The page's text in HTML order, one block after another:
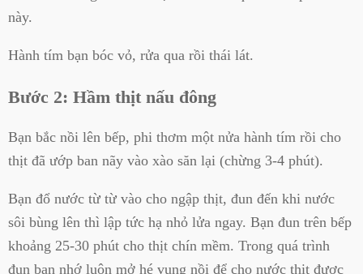
này.
Hành tím bạn bóc vỏ, rửa qua rồi thái lát.
Bước 2: Hầm thịt nấu đông
Bạn bắc nồi lên bếp, phi thơm một nửa hành tím rồi cho
thịt đã ướp ban nãy vào xào săn lại (chừng 3-4 phút).
Bạn đổ nước từ từ vào cho ngập thịt, đun đến khi nước
sôi bùng lên thì lập tức hạ nhỏ lửa ngay. Bạn đun trên bếp
khoảng 25-30 phút cho thịt chín mềm. Trong quá trình
đun bạn nhớ luôn mở hé vung nồi để cho nước thịt được